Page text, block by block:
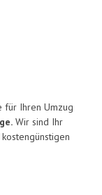
für Ihren Umzug
Wir sind Ihr